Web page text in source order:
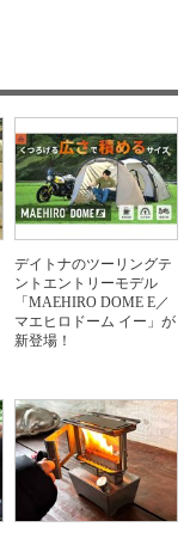
デイトナのツーリングテ
ントエントリーモデル
「MAEHIRO DOME E／
マエヒロドーム イー」が
新登場！